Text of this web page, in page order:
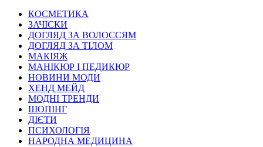
КОСМЕТИКА
ЗАЧІСКИ
ДОГЛЯД ЗА ВОЛОССЯМ
ДОГЛЯД ЗА ТІЛОМ
МАКІЯЖ
МАНІКЮР І ПЕДИКЮР
НОВИНИ МОДИ
ХЕНД МЕЙД
МОДНІ ТРЕНДИ
ШОПІНГ
ДІЄТИ
ПСИХОЛОГІЯ
НАРОДНА МЕДИЦИНА